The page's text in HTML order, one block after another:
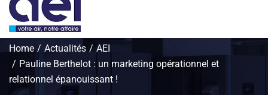
Home Actualités
AEI
Pauline Berthelot : un marketing opérationnel et
relationnel épanouissant !